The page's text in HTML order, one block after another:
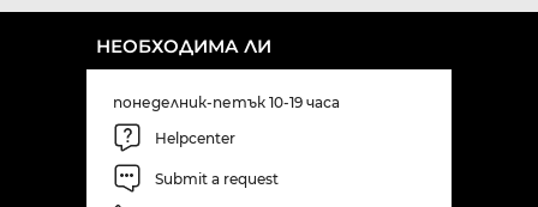
НЕОБХОДИМА ЛИ
понеделник-петък 10-19 часа
Helpcenter
Submit a request